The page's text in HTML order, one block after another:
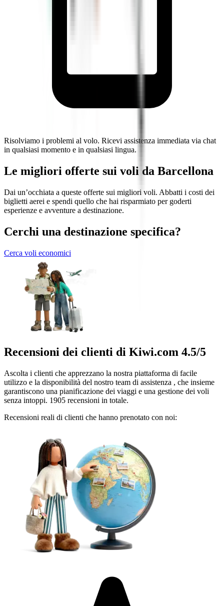
Risolviamo i problemi al volo. Ricevi assistenza immediata via chat
in qualsiasi momento e in qualsiasi lingua.
Le migliori offerte sui voli da Barcellona
Dai un’occhiata a queste offerte sui migliori voli. Abbatti i costi dei
biglietti aerei e spendi quello che hai risparmiato per goderti
esperienze e avventure a destinazione.
Cerchi una destinazione specifica?
Cerca voli economici
Recensioni dei clienti di Kiwi.com 4.5/5
Ascolta i clienti che apprezzano la nostra piattaforma di facile
utilizzo e la disponibilità del nostro team di assistenza , che insieme
garantiscono una pianificazione dei viaggi e una gestione dei voli
senza intoppi. 1905 recensioni in totale.
Recensioni reali di clienti che hanno prenotato con noi: